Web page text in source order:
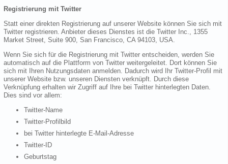
Registrierung mit Twitter
Statt einer direkten Registrierung auf unserer Website können Sie sich mit
Twitter registrieren. Anbieter dieses Dienstes ist die Twitter Inc., 1355
Market Street, Suite 900, San Francisco, CA 94103, USA.
Wenn Sie sich für die Registrierung mit Twitter entscheiden, werden Sie
automatisch auf die Plattform von Twitter weitergeleitet. Dort können Sie
sich mit Ihren Nutzungsdaten anmelden. Dadurch wird Ihr Twitter-Profil mit
unserer Website bzw. unseren Diensten verknüpft. Durch diese
Verknüpfung erhalten wir Zugriff auf Ihre bei Twitter hinterlegten Daten.
Dies sind vor allem:
Twitter-Name
Twitter-Profilbild
bei Twitter hinterlegte E-Mail-Adresse
Twitter-ID
Geburtstag